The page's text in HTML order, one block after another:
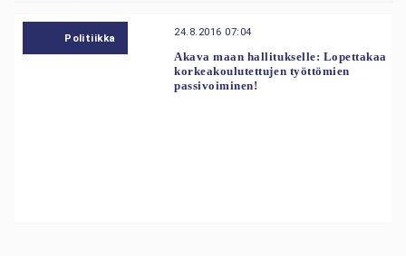
Politiikka 24.8.2016 07:04
Akava maan hallitukselle: Lopettakaa
korkeakoulutettujen työttömien
passivoiminen!